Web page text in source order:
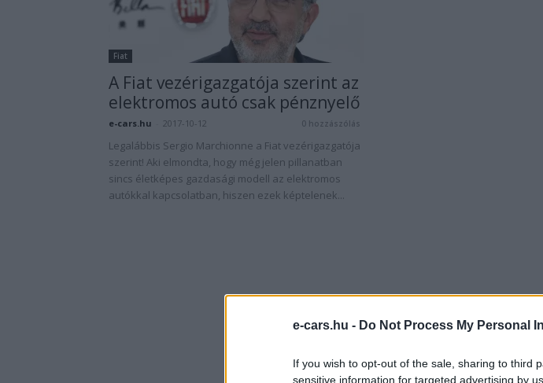
e-cars.hu - Do Not Process My Personal
If you wish to opt-out of the sale, sharing to third
sensitive information for targeted advertising by
Fiat
A Fiat vezérigazgatója szerint az
elektromos autó csak pénznyelő
e-cars.hu 2017-10-12 0 hozzászólás
Legalábbis Sergio Marchionne a Fiat vezérigazgatója
szerint! Aki elmondta, hogy még jelen pillanatban
sincs életképes gazdasági modell az elektromos
autókkal kapcsolatban, hiszen ezek képtelenek...